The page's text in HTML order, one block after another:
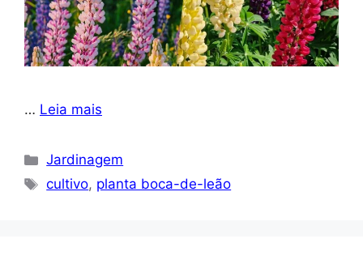
… Leia mais
Categorias
Jardinagem
Tags
cultivo, planta boca-de-leão